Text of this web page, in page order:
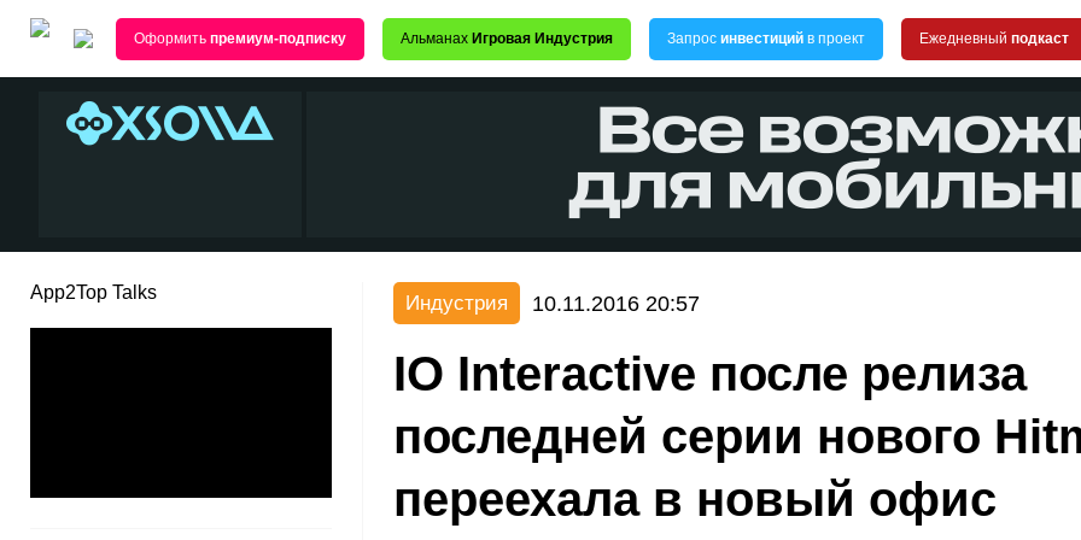
Оформить премиум-подписку Альманах Игровая Индустрия Запрос инвестиций в проект Ежедневный подкаст
App2Top Talks Индустрия 10.11.2016 20:57
IO Interactive после релиза
последней серии нового
переехала в новый офис